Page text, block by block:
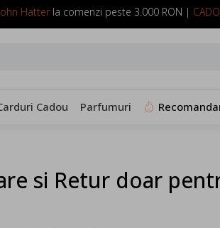
Hatterla comenzi peste 3.000 RON |
SUNA ACUM: 0799 098 088
Cadou Parfumuri
si Retur doar